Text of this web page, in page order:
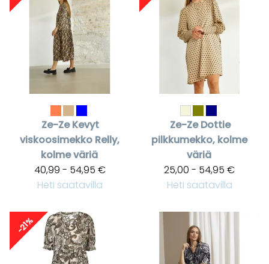
Ze-Ze Kevyt
viskoosimekko Relly,
kolme väriä
40,99 - 54,95 €
Heti saatavilla
Ze-Ze Dottie
pilkkumekko, kolme
väriä
25,00 - 54,95 €
Heti saatavilla
-21%